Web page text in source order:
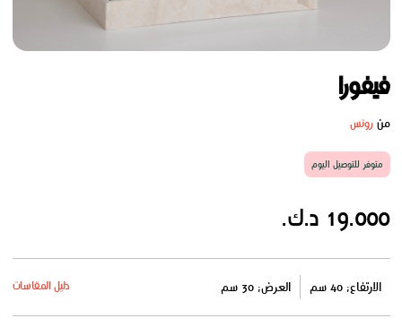
فيفورا
منروتس
متوفر للتوصيل اليوم
19.000 د.ك.
الارتفاع: 40 سم العرض: 30 سم دليل المقاسات